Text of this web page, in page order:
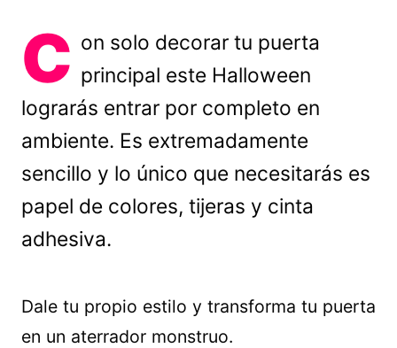
C on solo decorar tu puerta
principal este Halloween
lograrás entrar por completo en
ambiente. Es extremadamente
sencillo y lo único que necesitarás es
papel de colores, tijeras y cinta
adhesiva.
Dale tu propio estilo y transforma tu puerta
en un aterrador monstruo.